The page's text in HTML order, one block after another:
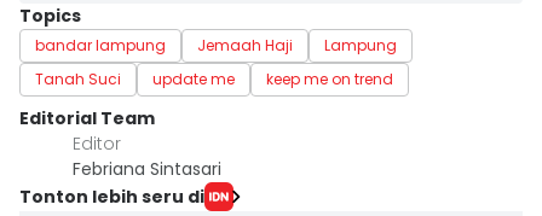
Topics
bandar lampung Jemaah Haji
Lampung
Tanah Suci
update me keep me on trend
Editorial Team
Editor
Febriana Sintasari
Tonton lebih seru di